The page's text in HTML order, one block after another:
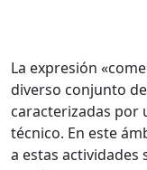
La expresión
diverso conjunto
caracterizadas por
técnico. En este
a estas actividades